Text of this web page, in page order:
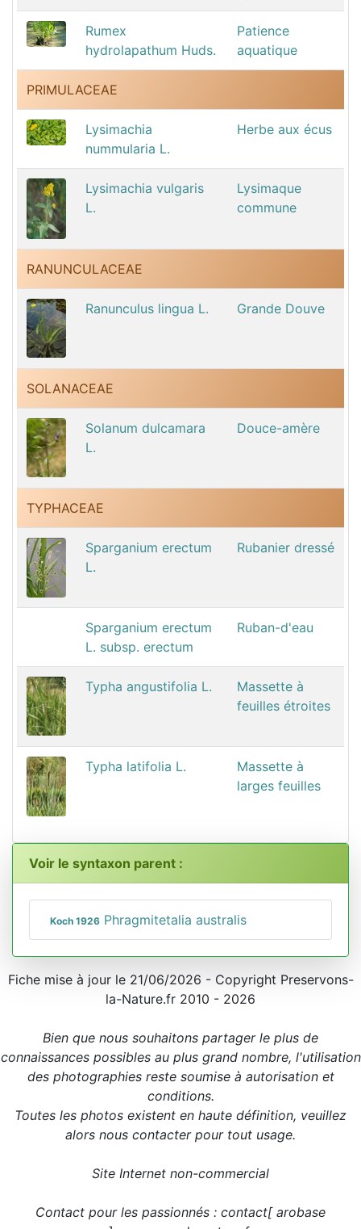
Rumex
hydrolapathum Huds.
Patience
aquatique
PRIMULACEAE
Lysimachia
nummularia L.
Herbe aux écus
Lysimachia vulgaris
L.
Lysimaque
commune
RANUNCULACEAE
Ranunculus lingua L. Grande Douve
SOLANACEAE
Solanum dulcamara
L.
Douce-amère
TYPHACEAE
Sparganium erectum
L.
Rubanier dressé
Sparganium erectum
L. subsp. erectum
Ruban-d'eau
Typha angustifolia L.
Massette à
feuilles étroites
Typha latifolia L.
Massette à
larges feuilles
Voir le syntaxon parent :
Koch 1926 Phragmitetalia australis
Fiche mise à jour le 21/06/2026 - Copyright Preservons-
la-Nature.fr 2010 - 2026
Bien que nous souhaitons partager le plus de
connaissances possibles au plus grand nombre, l'utilisation
des photographies reste soumise à autorisation et
conditions.
Toutes les photos existent en haute définition, veuillez
alors nous contacter pour tout usage.
Site Internet non-commercial
Contact pour les passionnés : contact[ arobase